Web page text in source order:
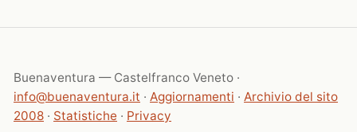
Buenaventura — Castelfranco Veneto ·
info@buenaventura.it · Aggiornamenti · Archivio del sito
2008 · Statistiche · Privacy